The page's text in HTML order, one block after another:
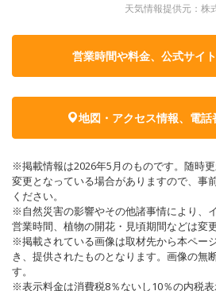
天気情報提供元：株
営業時間や料金、公式サイ
地図・アクセス情報、電話
※掲載情報は2026年5月のものです。随時
変更となっている場合がありますので、事
ください。
※自然災害の影響やその他諸事情により、
営業時間、植物の開花・見頃期間などは変
※掲載されている画像は取材先から本ペー
き、提供されたものとなります。画像の無
す。
※表示料金は消費税8％ないし10％の内税表